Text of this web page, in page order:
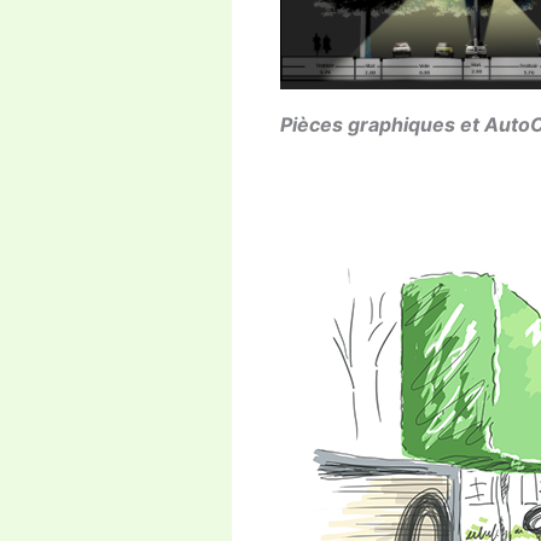
Pièces graphiques et